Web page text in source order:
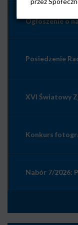
Posiedzenie
XVI Światowy